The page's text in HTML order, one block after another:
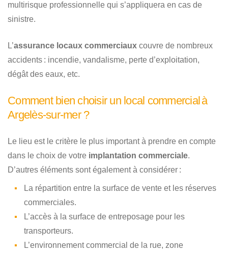
multirisque professionnelle qui s’appliquera en cas de
sinistre.
L’assurance locaux commerciaux couvre de nombreux
accidents : incendie, vandalisme, perte d’exploitation,
dégât des eaux, etc.
Comment bien choisir un local commercial à
Argelès-sur-mer ?
Le lieu est le critère le plus important à prendre en compte
dans le choix de votre implantation commerciale.
D’autres éléments sont également à considérer :
La répartition entre la surface de vente et les réserves
commerciales.
L’accès à la surface de entreposage pour les
transporteurs.
L’environnement commercial de la rue, zone